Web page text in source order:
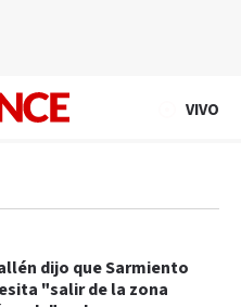
VIVO
dijo que Sarmiento
"salir de la zona